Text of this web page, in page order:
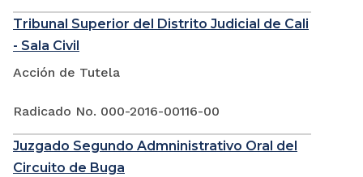
Tribunal Superior del Distrito Judicial de Cali
- Sala Civil
Acción de Tutela
Radicado No. 000-2016-00116-00
Juzgado Segundo Admninistrativo Oral del
Circuito de Buga